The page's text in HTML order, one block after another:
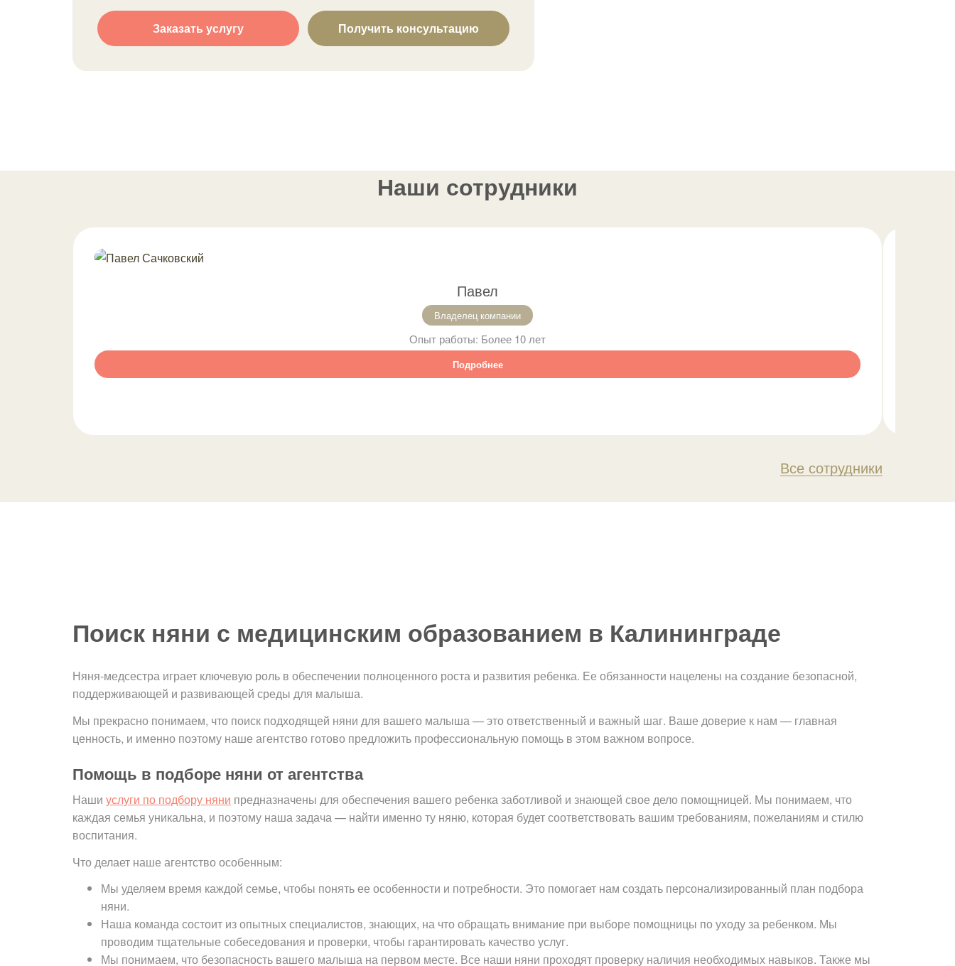
Заказать услугу Получить консультацию
Наши сотрудники
Павел
Владелец компании
Опыт работы: Более 10 лет
Подробнее
Все сотрудники
Поиск няни с медицинским образованием в Калининграде
Няня-медсестра играет ключевую роль в обеспечении полноценного роста и развития ребенка. Ее обязанности нацелены на создание безопасной,
поддерживающей и развивающей среды для малыша.
Мы прекрасно понимаем, что поиск подходящей няни для вашего малыша — это ответственный и важный шаг. Ваше доверие к нам — главная
ценность, и именно поэтому наше агентство готово предложить профессиональную помощь в этом важном вопросе.
Помощь в подборе няни от агентства
Наши услуги по подбору няни предназначены для обеспечения вашего ребенка заботливой и знающей свое дело помощницей. Мы понимаем, что
каждая семья уникальна, и поэтому наша задача — найти именно ту няню, которая будет соответствовать вашим требованиям, пожеланиям и стилю
воспитания.
Что делает наше агентство особенным:
Мы уделяем время каждой семье, чтобы понять ее особенности и потребности. Это помогает нам создать персонализированный план подбора
няни.
Наша команда состоит из опытных специалистов, знающих, на что обращать внимание при выборе помощницы по уходу за ребенком. Мы
проводим тщательные собеседования и проверки, чтобы гарантировать качество услуг.
Мы понимаем, что безопасность вашего малыша на первом месте. Все наши няни проходят проверку наличия необходимых навыков. Также мы